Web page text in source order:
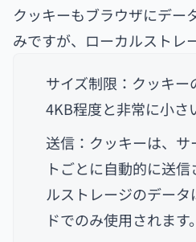
クッキーもブラウザにデー
みですが、ローカルストレ
サイズ制限：クッキー
4KB程度と非常に小さ
送信：クッキーは、
トごとに自動的に送
ルストレージのデー
ドでのみ使用されます。